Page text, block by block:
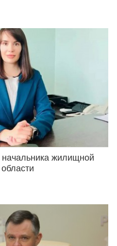
жилищной